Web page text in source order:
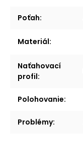
Poťah:
Materiál:
Naťahovací
profil:
Polohovanie:
Problémy: